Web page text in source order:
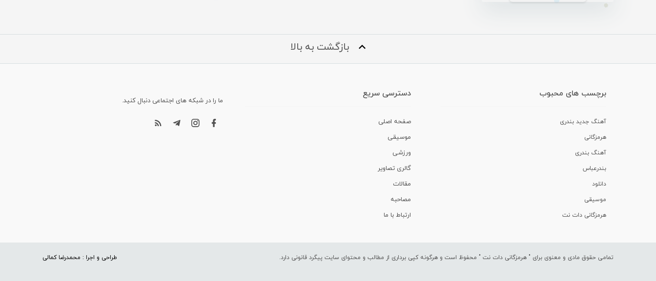
بازگشت به بالا
برچسب های محبوب
آهنگ جدید بندری
هرمزگانی
آهنگ بندری
بندرعباس
دانلود
موسیقی
هرمزگانی دات نت
دسترسی سریع
صفحه اصلی
موسیقی
ورزشی
گالری تصاویر
مقالات
مصاحبه
ارتباط با ما
ما را در شبکه های اجتماعی دنبال کنید.
تمامی حقوق مادی و معنوی برای " هرمزگانی دات نت " محفوظ است و هرگونه کپی برداری از مطالب و محتوای سایت پیگرد قانونی دارد. طراحی و اجرا : محمدرضا کمالی